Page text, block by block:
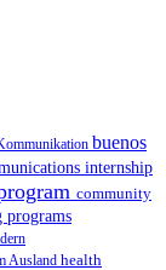
buenos
internship
community
programs
Ausland health